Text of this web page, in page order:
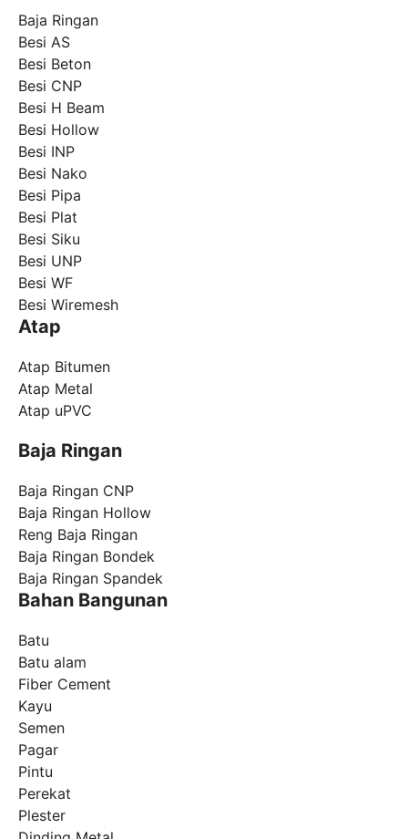
Baja Ringan
Besi AS
Besi Beton
Besi CNP
Besi H Beam
Besi Hollow
Besi INP
Besi Nako
Besi Pipa
Besi Plat
Besi Siku
Besi UNP
Besi WF
Besi Wiremesh
Atap
Atap Bitumen
Atap Metal
Atap uPVC
Baja Ringan
Baja Ringan CNP
Baja Ringan Hollow
Reng Baja Ringan
Baja Ringan Bondek
Baja Ringan Spandek
Bahan Bangunan
Batu
Batu alam
Fiber Cement
Kayu
Semen
Pagar
Pintu
Perekat
Plester